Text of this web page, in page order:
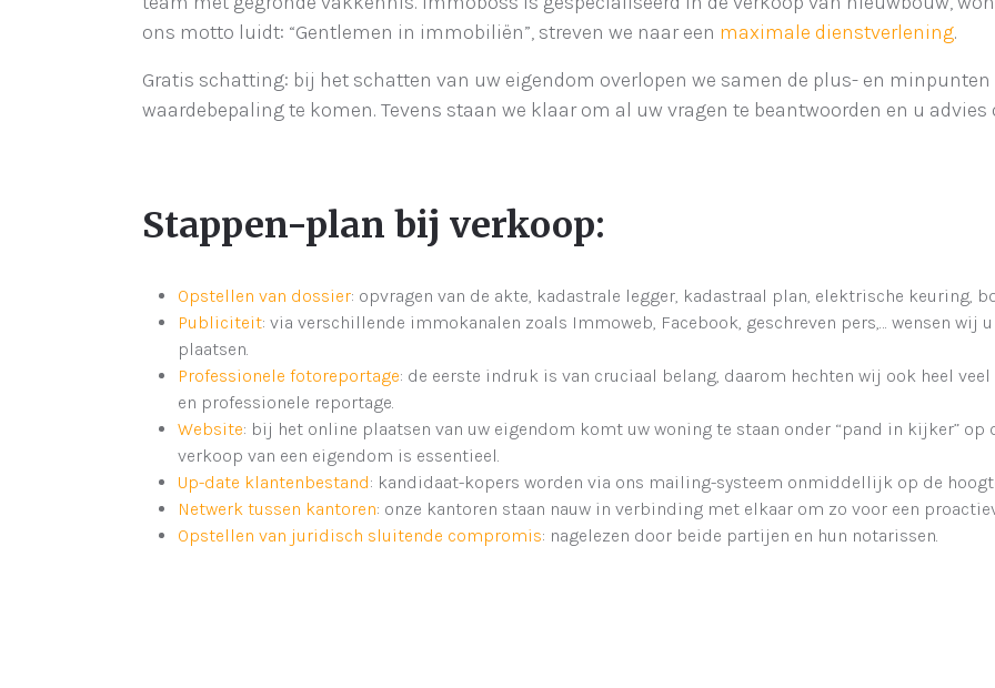
ons motto luidt: “Gentlemen in immobiliën”, streven we naar een maximale dienstverlening.
Gratis schatting: bij het schatten van uw eigendom overlopen we samen de plus- en
waardebepaling te komen. Tevens staan we klaar om al uw vragen te beantwoorden en u advies
Stappen-plan bij verkoop:
Opstellen van dossier: opvragen van de akte, kadastrale legger, kadastraal plan, elektrische keuring,
Publiciteit: via verschillende immokanalen zoals Immoweb, Facebook, geschreven pers,… wensen
plaatsen.
Professionele fotoreportage: de eerste indruk is van cruciaal belang, daarom hechten wij ook heel
en professionele reportage.
Website: bij het online plaatsen van uw eigendom komt uw woning te staan onder “pand in kijker” op
verkoop van een eigendom is essentieel.
Up-date klantenbestand: kandidaat-kopers worden via ons mailing-systeem onmiddellijk op de
Netwerk tussen kantoren: onze kantoren staan nauw in verbinding met elkaar om zo voor een
Opstellen van juridisch sluitende compromis: nagelezen door beide partijen en hun notarissen.